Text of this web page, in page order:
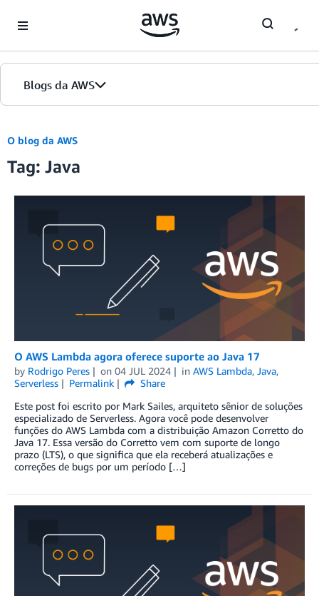
Blogs da AWS
Página inicial
Edições
O blog da AWS
Tag: Java
O AWS Lambda agora oferece suporte ao Java 17
by Rodrigo Peres on 04 JUL 2024 in AWS Lambda, Java,
Serverless
Permalink
Share
Este post foi escrito por Mark Sailes, arquiteto sênior de soluções
especializado de Serverless. Agora você pode desenvolver
funções do AWS Lambda com a distribuição Amazon Corretto do
Java 17. Essa versão do Corretto vem com suporte de longo
prazo (LTS), o que significa que ela receberá atualizações e
correções de bugs por um período […]